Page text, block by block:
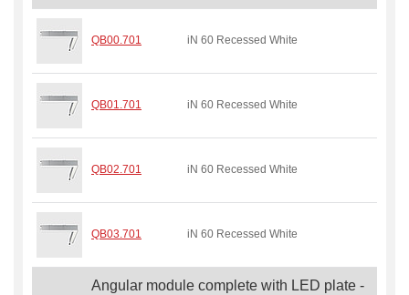
QB00.701 iN 60 Recessed White
QB01.701 iN 60 Recessed White
QB02.701 iN 60 Recessed White
QB03.701 iN 60 Recessed White
Angular module complete with LED plate -